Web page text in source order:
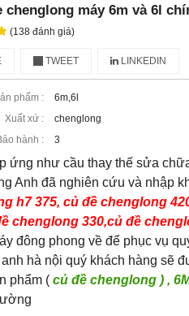
chenglong máy 6m và 6l
(138 đánh giá)
TWEET LINKEDIN
phẩm :
6m,6l
Xuất xứ :
chenglong
hành :
3
ứng như cầu thay thế sửa
Anh đã nghiên cứu và nhập
h7 375, củ đề chenglong
chenglong 330,củ đề
đông phong về để phục vụ
hà nội quý khách hàng sẽ
phẩm ( củ đề chenglong ) ,